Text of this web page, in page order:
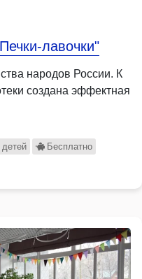
лавочки"
народов России. К
создана эффектная
Бесплатно